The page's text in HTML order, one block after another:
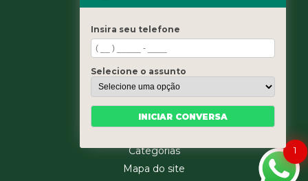
contato@leaoservicos.com.br
Home
Quem somos
Serviços
Blog
Categorias
Mapa do site
1
Insira seu telefone
Selecione o assunto
INICIAR CONVERSA